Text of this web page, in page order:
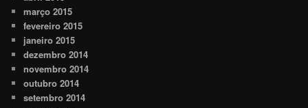
março 2015
fevereiro 2015
janeiro 2015
dezembro 2014
novembro 2014
outubro 2014
setembro 2014